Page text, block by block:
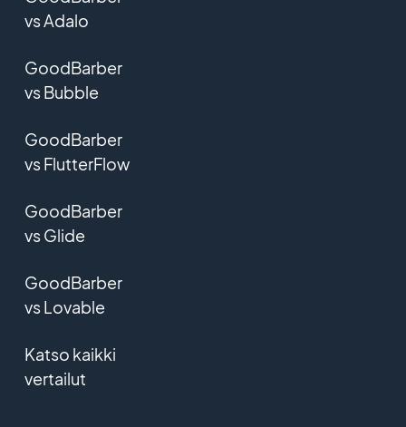
vs Adalo
GoodBarber
vs Bubble
GoodBarber
vs FlutterFlow
GoodBarber
vs Glide
GoodBarber
vs Lovable
Katso kaikki
vertailut